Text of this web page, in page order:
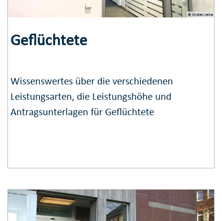
© Kirsten Jeike
Geflüchtete
Wissenswertes über die verschiedenen
Leistungsarten, die Leistungshöhe und
Antragsunterlagen für Geflüchtete